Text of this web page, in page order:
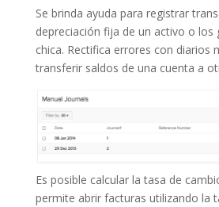
Se brinda ayuda para registrar
depreciación fija de un activo o los
chica. Rectifica errores con diarios
transferir saldos de una cuenta a
Es posible calcular la tasa de
permite abrir facturas utilizando la